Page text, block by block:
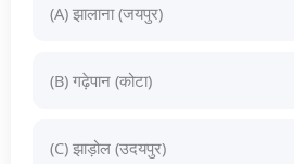
(A) झालाना (जयपुर)
(B) गढ़ेपान (कोटा)
(C) झाड़ोल (उदयपुर)